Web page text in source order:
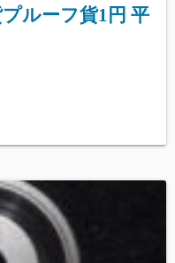
ルーフ貨1円 平